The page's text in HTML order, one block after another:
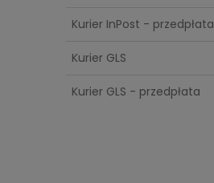
Kurier InPost - przedpłata
Kurier GLS
Kurier GLS - przedpłata